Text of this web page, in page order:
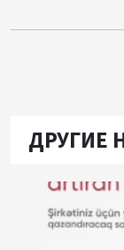
ДРУГИЕ